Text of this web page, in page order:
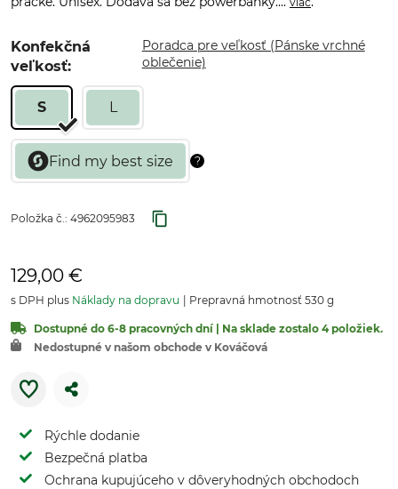
Konfekčná
veľkosť:
Poradca pre veľkosť (Pánske vrchné
oblečenie)
S L
Položka č.: 4962095983
129,00 €
s DPH plus Náklady na dopravu Prepravná hmotnosť 530 g
Dostupné do 6-8 pracovných dní | Na sklade zostalo 4 položiek.
Nedostupné v našom obchode v Kováčová
Rýchle dodanie
Bezpečná platba
Ochrana kupujúceho v dôveryhodných obchodoch